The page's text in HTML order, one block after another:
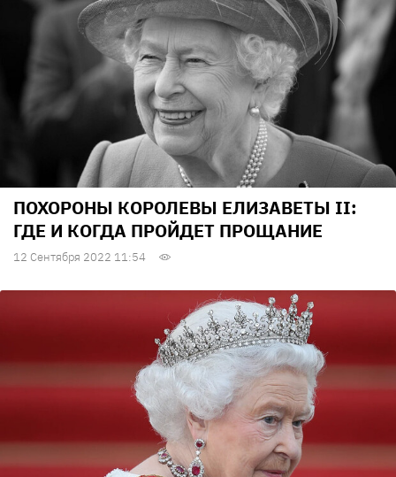
ПОХОРОНЫ КОРОЛЕВЫ ЕЛИЗАВЕТЫ II:
ГДЕ И КОГДА ПРОЙДЕТ ПРОЩАНИЕ
12 Сентября 2022 11:54